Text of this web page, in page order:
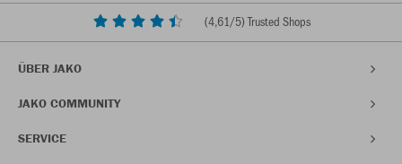
(4,61/5) Trusted Shops
ÜBER JAKO
JAKO COMMUNITY
SERVICE